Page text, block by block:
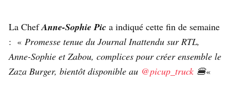
La ChefAnne-Sophie Pic a indiqué cette fin de semaine
: « Promesse tenue du Journal Inattendu sur RTL,
Anne-Sophie et Zabou, complices pour créer ensemble le
Zaza Burger, bientôt disponible au @picup_truck 🍔«